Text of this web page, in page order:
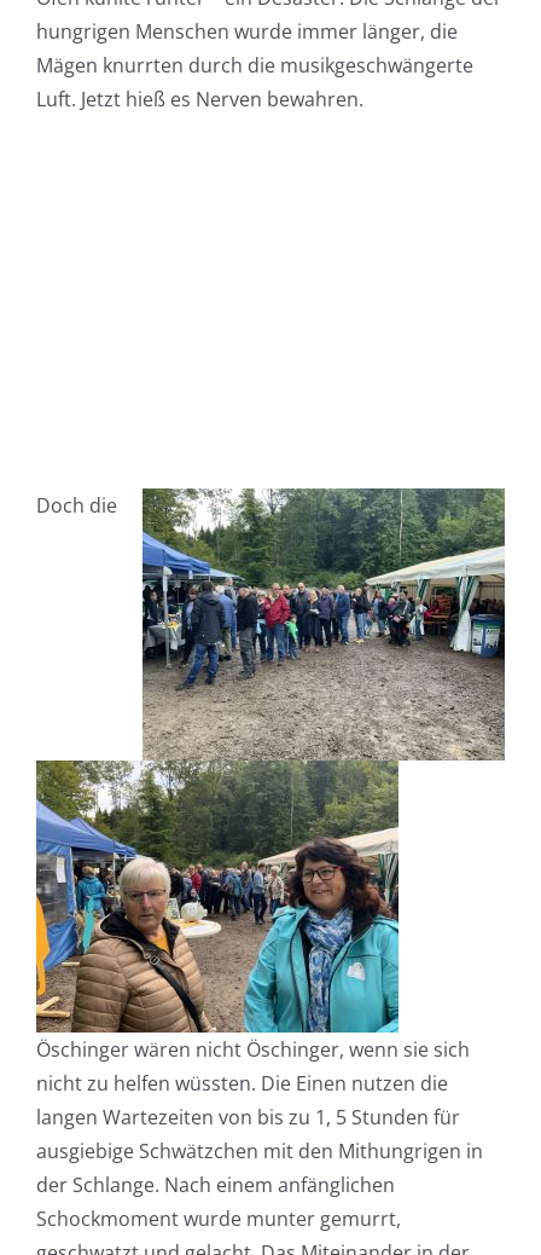
hungrigen Menschen wurde immer länger, die
Mägen knurrten durch die musikgeschwängerte
Luft. Jetzt hieß es Nerven bewahren.
Doch die
Öschinger wären nicht Öschinger, wenn sie sich
nicht zu helfen wüssten. Die Einen nutzen die
langen Wartezeiten von bis zu 1, 5 Stunden für
ausgiebige Schwätzchen mit den Mithungrigen in
der Schlange. Nach einem anfänglichen
Schockmoment wurde munter gemurrt,